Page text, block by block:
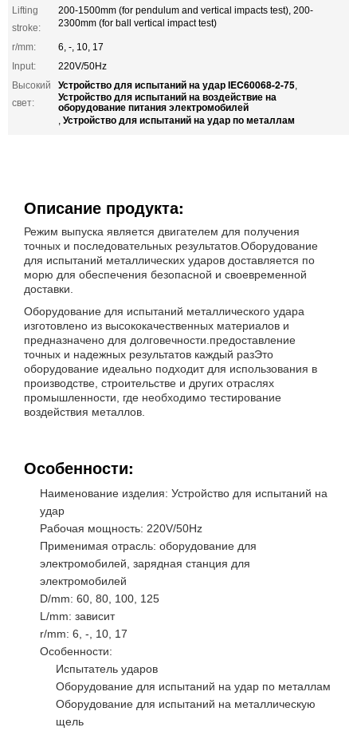
Lifting
stroke:
200-1500mm (for pendulum and vertical impacts test), 200-
2300mm (for ball vertical impact test)
r/mm:
6, -, 10, 17
Input:
220V/50Hz
Высокий
свет:
Устройство для испытаний на удар IEC60068-2-75,
Устройство для испытаний на воздействие на
оборудование питания электромобилей
, Устройство для испытаний на удар по металлам
Описание продукта:
Режим выпуска является двигателем для получения
точных и последовательных результатов.Оборудование
для испытаний металлических ударов доставляется по
морю для обеспечения безопасной и своевременной
доставки.
Оборудование для испытаний металлического удара
изготовлено из высококачественных материалов и
предназначено для долговечности.предоставление
точных и надежных результатов каждый разЭто
оборудование идеально подходит для использования в
производстве, строительстве и других отраслях
промышленности, где необходимо тестирование
воздействия металлов.
Особенности:
Наименование изделия: Устройство для испытаний на
удар
Рабочая мощность: 220V/50Hz
Применимая отрасль: оборудование для
электромобилей, зарядная станция для
электромобилей
D/mm: 60, 80, 100, 125
L/mm: зависит
r/mm: 6, -, 10, 17
Особенности:
Испытатель ударов
Оборудование для испытаний на удар по металлам
Оборудование для испытаний на металлическую
щель